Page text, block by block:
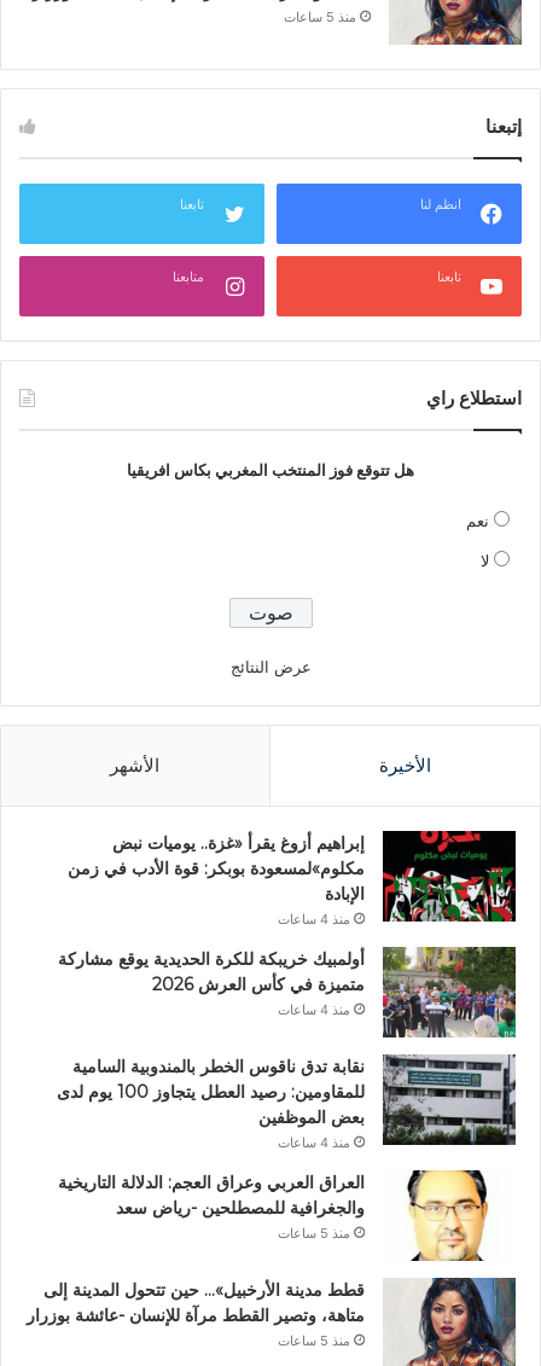
منذ 5 ساعات
إتبعنا
انظم لنا تابعنا
تابعنا متابعنا
استطلاع راي
هل تتوقع فوز المنتخب المغربي بكاس افريقيا
نعم
لا
عرض النتائج
الأخيرة الأشهر
إبراهيم أزوغ يقرأ «غزة.. يوميات نبض
مكلوم»لمسعودة بوبكر: قوة الأدب في زمن
الإبادة
منذ 4 ساعات
أولمبيك خريبكة للكرة الحديدية يوقع مشاركة
متميزة في كأس العرش 2026
منذ 4 ساعات
نقابة تدق ناقوس الخطر بالمندوبية السامية
للمقاومين: رصيد العطل يتجاوز 100 يوم لدى
بعض الموظفين
منذ 4 ساعات
العراق العربي وعراق العجم: الدلالة التاريخية
والجغرافية للمصطلحين -رياض سعد
منذ 5 ساعات
قطط مدينة الأرخبيل»… حين تتحول المدينة إلى
متاهة، وتصير القطط مرآة للإنسان -عائشة بوزرار
منذ 5 ساعات